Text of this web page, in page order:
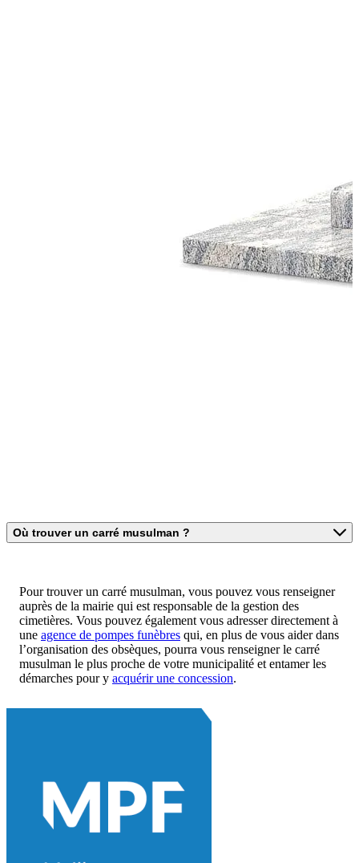
Où trouver un carré musulman ?
Pour trouver un carré musulman, vous pouvez vous renseigner
auprès de la mairie qui est responsable de la gestion des
cimetières. Vous pouvez également vous adresser directement à
une agence de pompes funèbres qui, en plus de vous aider dans
l’organisation des obsèques, pourra vous renseigner le carré
musulman le plus proche de votre municipalité et entamer les
démarches pour y acquérir une concession.